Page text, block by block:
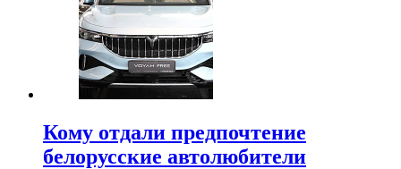
Кому отдали предпочтение
белорусские автолюбители